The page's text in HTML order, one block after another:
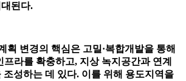
된다.
획 변경의 핵심은 고밀 ·복합개발을 통해
프라를 확충하고, 지상 녹지공간과 연계
조성하는 데 있다. 이를 위해 용도지역을